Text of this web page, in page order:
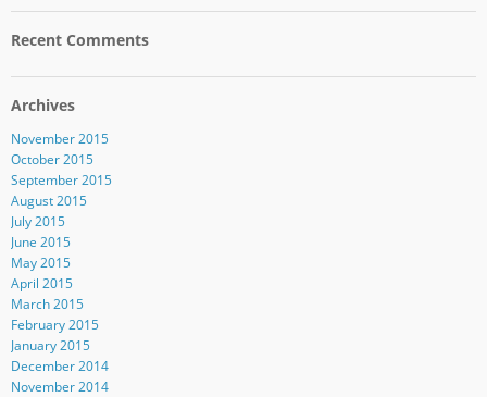
Recent Comments
Archives
November 2015
October 2015
September 2015
August 2015
July 2015
June 2015
May 2015
April 2015
March 2015
February 2015
January 2015
December 2014
November 2014